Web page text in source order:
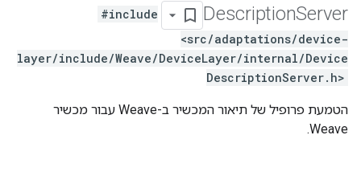
DescriptionServer
#include
<src/adaptations/device-
layer/include/Weave/DeviceLayer/internal/Device
DescriptionServer.h>
הטמעת פרופיל של תיאור המכשיר ב-Weave עבור מכשיר
Weave.